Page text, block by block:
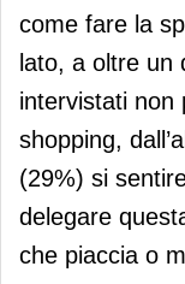
come fare la
lato, a oltre un
intervistati non
shopping,
(29%) si
delegare
che piaccia o